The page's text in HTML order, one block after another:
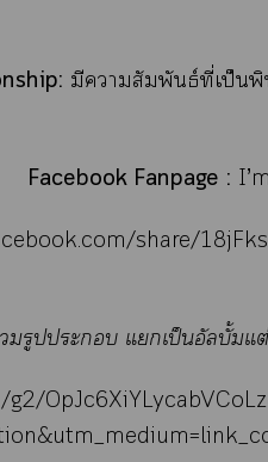
มีาสัมพันธ์ที่เป็น
Facebook Fanpage :
share/
รูปะ แเป็นอัลบั้มแต่